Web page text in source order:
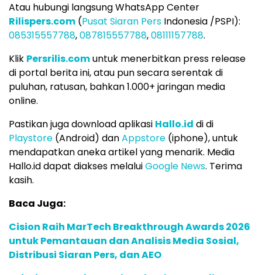
Atau hubungi langsung WhatsApp Center
Rilispers.com (Pusat Siaran Pers Indonesia /PSPI):
085315557788,087815557788,08111157788.
Klik Persrilis.comuntuk menerbitkan press release
di portal berita ini, atau pun secara serentak di
puluhan, ratusan, bahkan 1.000+ jaringan media
online.
Pastikan juga download aplikasi Hallo.id di di
Playstore (Android) danAppstore (iphone), untuk
mendapatkan aneka artikel yang menarik. Media
Hallo.id dapat diakses melaluiGoogle News. Terima
kasih.
Baca Juga:
Cision Raih MarTech Breakthrough Awards 2026
untuk Pemantauan dan Analisis Media Sosial,
Distribusi Siaran Pers, dan AEO